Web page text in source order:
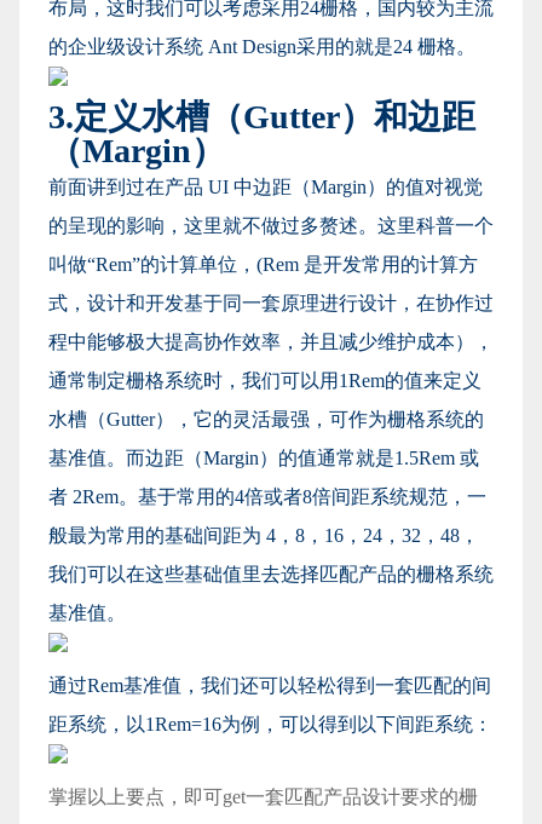
布局，这时我们可以考虑采用24栅格，国内较为主流
的企业级设计系统 Ant Design采用的就是24 栅格。
3.定义水槽（Gutter）和边距
（Margin）
前面讲到过在产品 UI 中边距（Margin）的值对视觉
的呈现的影响，这里就不做过多赘述。这里科普一个
叫做“Rem”的计算单位，(Rem 是开发常用的计算方
式，设计和开发基于同一套原理进行设计，在协作过
程中能够极大提高协作效率，并且减少维护成本），
通常制定栅格系统时，我们可以用1Rem的值来定义
水槽（Gutter），它的灵活最强，可作为栅格系统的
基准值。而边距（Margin）的值通常就是1.5Rem 或
者 2Rem。基于常用的4倍或者8倍间距系统规范，一
般最为常用的基础间距为 4，8，16，24，32，48，
我们可以在这些基础值里去选择匹配产品的栅格系统
基准值。
通过Rem基准值，我们还可以轻松得到一套匹配的间
距系统，以1Rem=16为例，可以得到以下间距系统：
掌握以上要点，即可get一套匹配产品设计要求的栅